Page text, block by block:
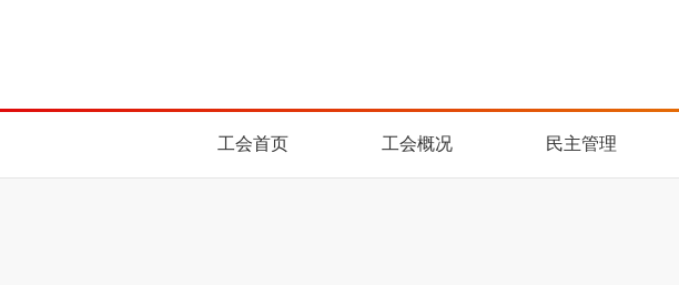
工会首页 工会概况 民主管理